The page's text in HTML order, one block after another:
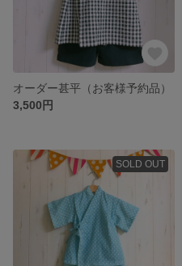
オーダー甚平（お客様予約品）
3,500円
SOLD OUT